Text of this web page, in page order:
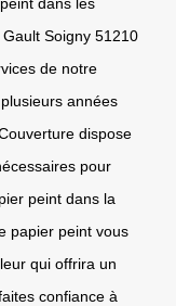
Soigny 51210
de notre
années
dispose
pour
peint dans la
papier peint vous
qui offrira un
confiance à